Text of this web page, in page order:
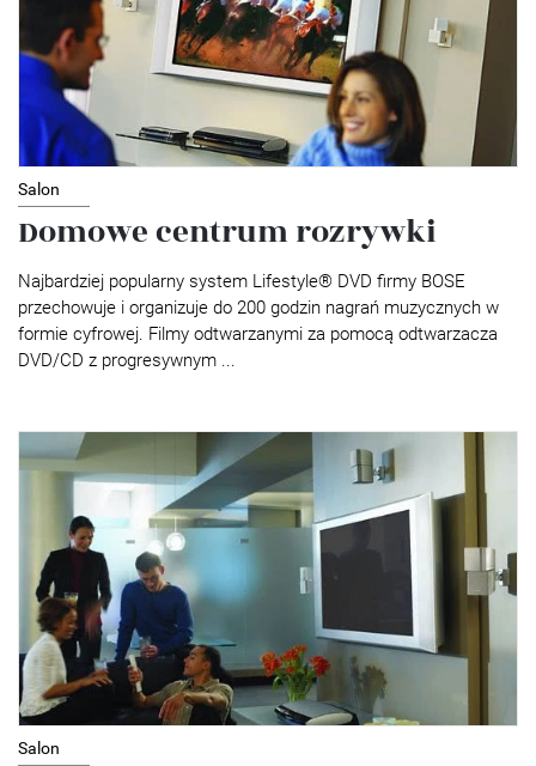
Salon
Domowe centrum rozrywki
Najbardziej popularny system Lifestyle® DVD firmy BOSE
przechowuje i organizuje do 200 godzin nagrań muzycznych w
formie cyfrowej. Filmy odtwarzanymi za pomocą odtwarzacza
DVD/CD z progresywnym ...
Salon